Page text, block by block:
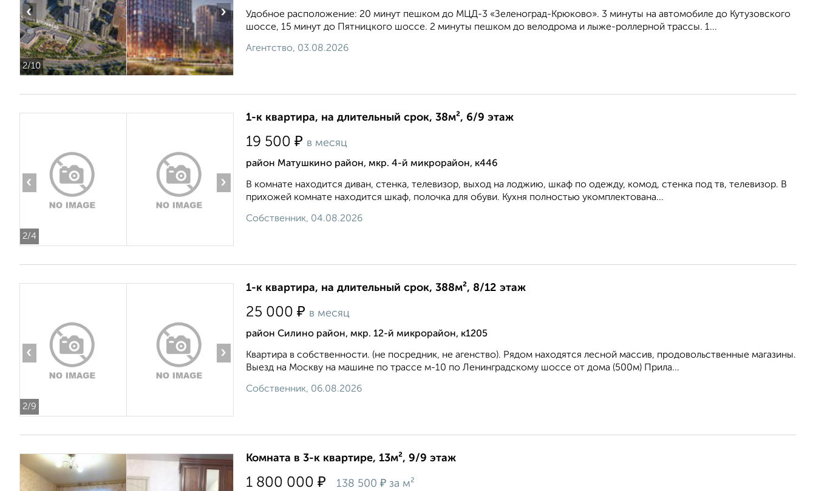
2/10
‹ ›
Удобное расположение: 20 минут пешком до МЦД-3 «Зеленоград-Крюково». 3 минуты на автомобиле до Кутузовского
шоссе, 15 минут до Пятницкого шоссе. 2 минуты пешком до велодрома и лыже-роллерной трассы. 1...
Агентство, 03.08.2026
2/4
‹ ›
1-к квартира, на длительный срок, 38м², 6/9 этаж
19 500 ₽ в месяц
район Матушкино район, мкр. 4-й микрорайон, к446
В комнате находится диван, стенка, телевизор, выход на лоджию, шкаф по одежду, комод, стенка под тв, телевизор. В
прихожей комнате находится шкаф, полочка для обуви. Кухня полностью укомплектована...
Собственник, 04.08.2026
2/9
‹ ›
1-к квартира, на длительный срок, 388м², 8/12 этаж
25 000 ₽ в месяц
район Силино район, мкр. 12-й микрорайон, к1205
Квартира в собственности. (не посредник, не агенство). Рядом находятся лесной массив, продовольственные магазины.
Выезд на Москву на машине по трассе м-10 по Ленинградскому шоссе от дома (500м) Прила...
Собственник, 06.08.2026
Комната в 3-к квартире, 13м², 9/9 этаж
1 800 000 ₽ 138 500 ₽ за м²